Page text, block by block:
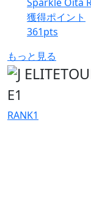
獲得ポイント
361pts
もっと見る
E1
RANK1